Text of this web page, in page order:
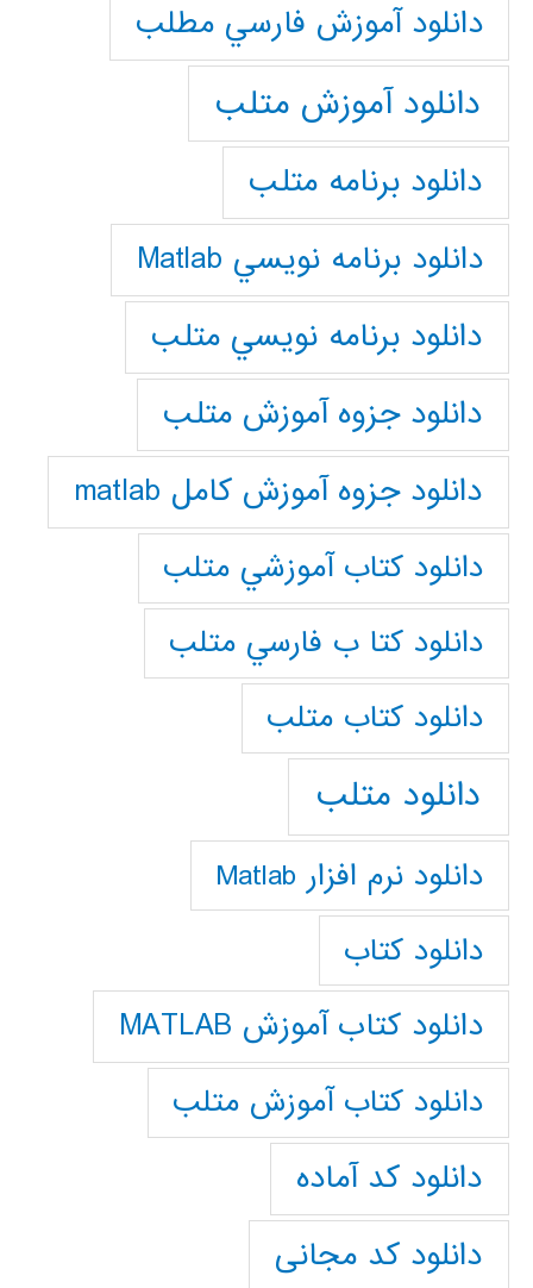
دانلود آموزش فارسي مطلب
دانلود آموزش متلب
دانلود برنامه متلب
دانلود برنامه نويسي Matlab
دانلود برنامه نويسي متلب
دانلود جزوه آموزش متلب
دانلود جزوه آموزش کامل matlab
دانلود كتاب آموزشي متلب
دانلود كتا ب فارسي متلب
دانلود كتاب متلب
دانلود متلب
دانلود نرم افزار Matlab
دانلود کتاب
دانلود کتاب آموزش MATLAB
دانلود کتاب آموزش متلب
دانلود کد آماده
دانلود کد مجانی